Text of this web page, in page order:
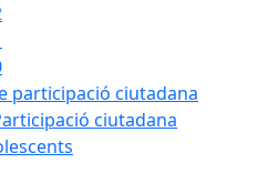
participació ciutadana
ciutadana